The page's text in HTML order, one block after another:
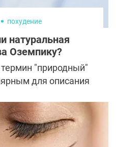
похудение
натуральная
Оземпику?
"природный"
для описания
снижению веса.
году берберин
образом. Недавно